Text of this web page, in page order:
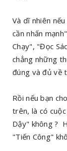
Và dĩ nhiên
cần nhấn
Chạy", "Đọc
chẳng những
đúng và đủ về
Rồi nếu bạn
trên, là có
Dậy" không ?
"Tiến Công"